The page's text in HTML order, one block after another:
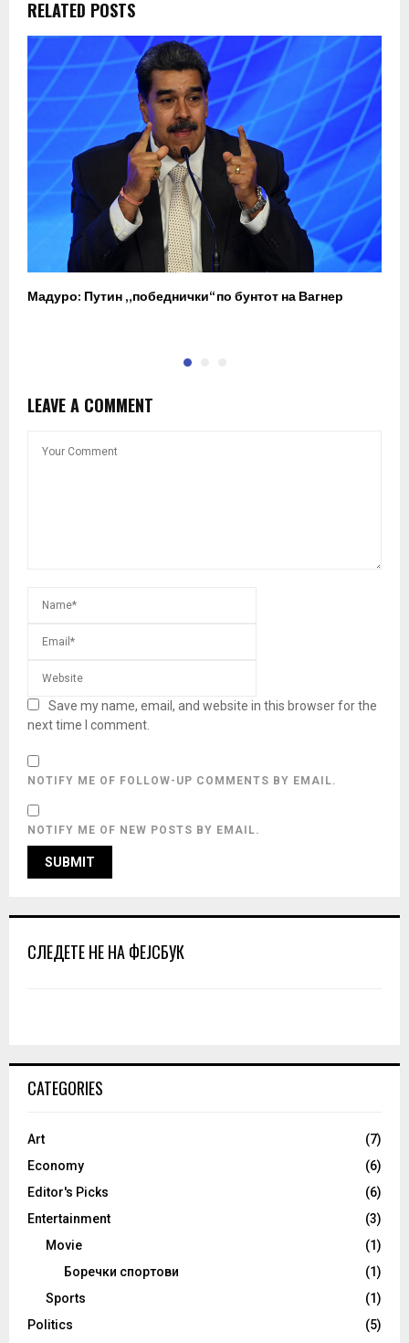
RELATED POSTS
Мадуро: Путин „победнички“ по бунтот на Вагнер
LEAVE A COMMENT
Save my name, email, and website in this browser for the
next time I comment.
NOTIFY ME OF FOLLOW-UP COMMENTS BY EMAIL.
NOTIFY ME OF NEW POSTS BY EMAIL.
СЛЕДЕТЕ НЕ НА ФЕЈСБУК
CATEGORIES
Art
(7)
Economy
(6)
Editor's Picks
(6)
Entertainment
(3)
Movie
(1)
Боречки спортови
(1)
Sports
(1)
Politics
(5)